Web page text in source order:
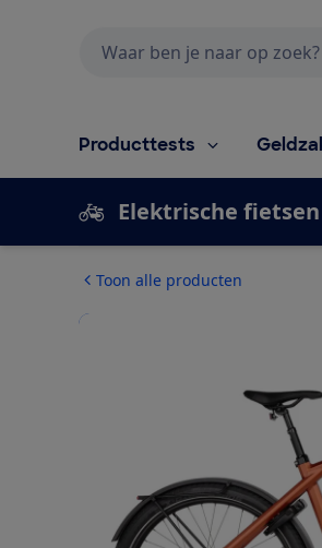
Producttests
Elektrische fietsen
Toon alle producten